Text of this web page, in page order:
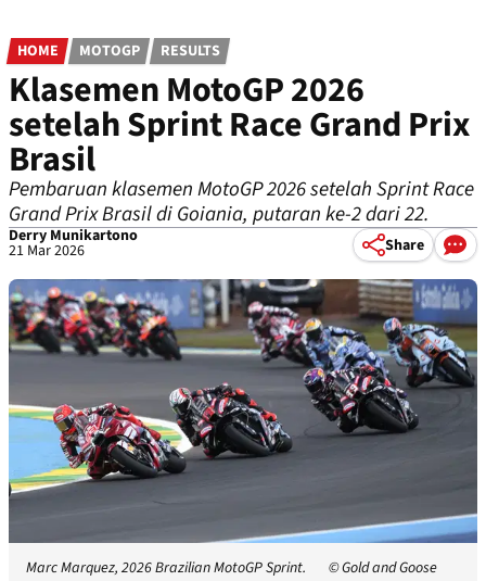
HOME MOTOGP RESULTS
Klasemen MotoGP 2026
setelah Sprint Race Grand Prix
Brasil
Pembaruan klasemen MotoGP 2026 setelah Sprint Race
Grand Prix Brasil di Goiania, putaran ke-2 dari 22.
Derry Munikartono
21 Mar 2026 Share
Marc Marquez, 2026 Brazilian MotoGP Sprint. © Gold and Goose